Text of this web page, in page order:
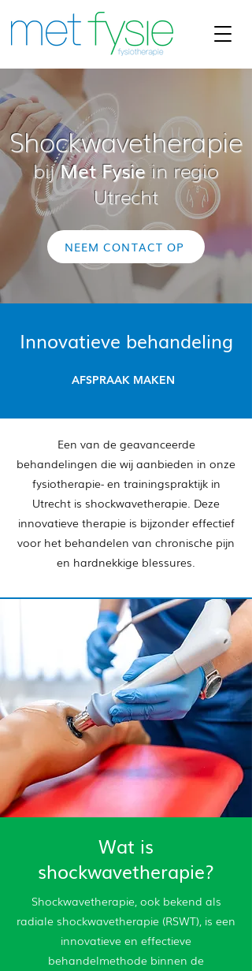
Shockwavetherapie
bijMet Fysiein regio
Utrecht
NEEM CONTACT OP
Innovatieve behandeling
AFSPRAAK MAKEN
Een van de geavanceerde
behandelingen die wij aanbieden in onze
fysiotherapie- en trainingspraktijk in
Utrecht is shockwavetherapie. Deze
innovatieve therapie is bijzonder effectief
voor het behandelen van chronische pijn
en hardnekkige blessures.
Wat is
shockwavetherapie?
Shockwavetherapie, ook bekend als
radiale shockwavetherapie (RSWT), is een
innovatieve en effectieve
behandelmethode binnen de